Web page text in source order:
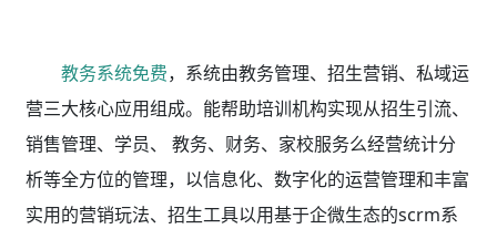
教务系统免费，系统由教务管理、招生营销、私域运
营三大核心应用组成。能帮助培训机构实现从招生引流、
销售管理、学员、 教务、财务、家校服务么经营统计分
析等全方位的管理，以信息化、数字化的运营管理和丰富
实用的营销玩法、招生工具以用基于企微生态的scrm系